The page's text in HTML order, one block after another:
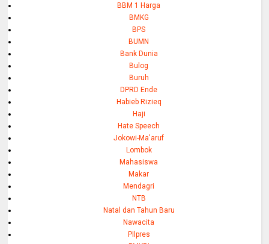
BBM 1 Harga
BMKG
BPS
BUMN
Bank Dunia
Bulog
Buruh
DPRD Ende
Habieb Rizieq
Haji
Hate Speech
Jokowi-Ma'aruf
Lombok
Mahasiswa
Makar
Mendagri
NTB
Natal dan Tahun Baru
Nawacita
PIlpres